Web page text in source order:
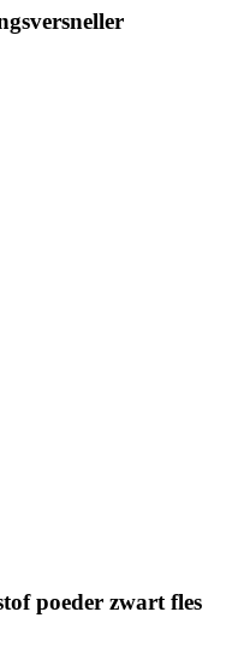
poeder zwart fles